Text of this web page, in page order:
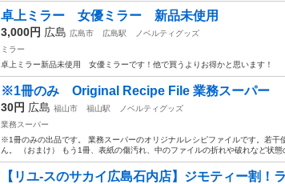
卓上ミラー 女優ミラー 新品未使用
3,000円 広島 広島市 広島駅
ノベルティグッズ
ミラー
卓上ミラー新品未使用 女優ミラーです！他で買うよりお得かと思います！
※1冊のみ Original Recipe File 業務スーパー
30円 広島 福山市 福山駅
ノベルティグッズ
業務スーパー
※1冊のみの出品です。 業務スーパーのオリジナルレシピファイルです。若干
ん。 （おまけ） もう1冊、表紙の傷汚れ、中のファイルの折れや破れなど状態
【リユ-スのサカイ広島石内店】ジモティー割！